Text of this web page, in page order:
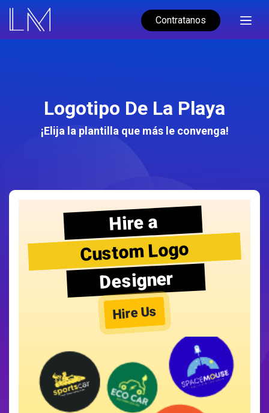
Contratanos
Logotipo De La Playa
¡Elija la plantilla que más le convenga!
Hire a
Custom Logo
Designer
Hire Us